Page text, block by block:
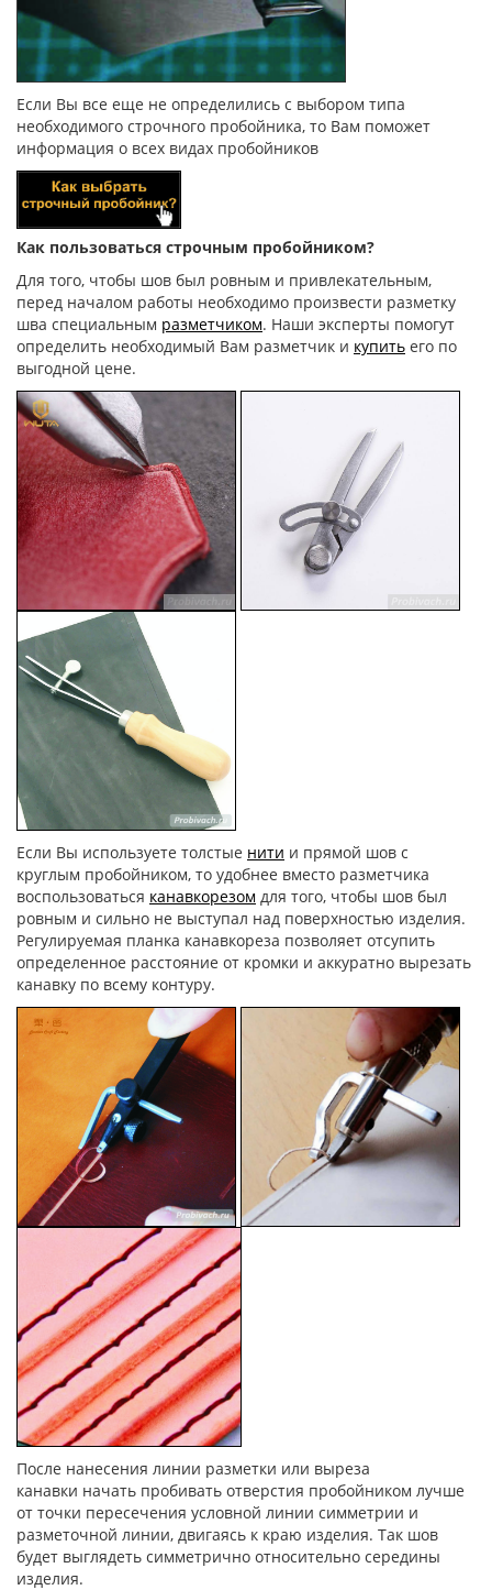
Если Вы все еще не определились с выбором типа
необходимого строчного пробойника, то Вам поможет
информация о всех видах пробойников
Как пользоваться строчным пробойником?
Для того, чтобы шов был ровным и привлекательным,
перед началом работы необходимо произвести разметку
шва специальным разметчиком. Наши эксперты помогут
определить необходимый Вам разметчик и купить его по
выгодной цене.
Если Вы используете толстые нити и прямой шов с
круглым пробойником, то удобнее вместо разметчика
воспользоваться канавкорезом для того, чтобы шов был
ровным и сильно не выступал над поверхностью изделия.
Регулируемая планка канавкореза позволяет отсупить
определенное расстояние от кромки и аккуратно вырезать
канавку по всему контуру.
После нанесения линии разметки или выреза
канавки начать пробивать отверстия пробойником лучше
от точки пересечения условной линии симметрии и
разметочной линии, двигаясь к краю изделия. Так шов
будет выглядеть симметрично относительно середины
изделия.